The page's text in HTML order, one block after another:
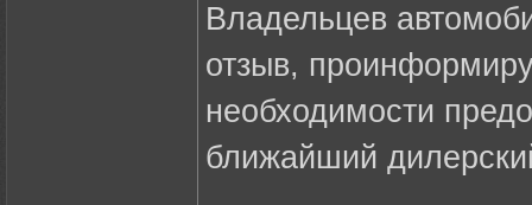
Владельцев
отзыв,
необходимости
ближайший